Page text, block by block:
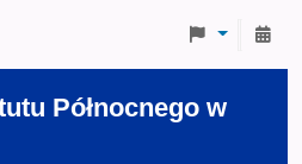
Północnego w